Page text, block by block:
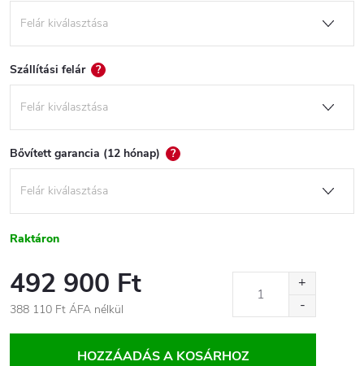
Szállítási felár ?
Bővített garancia (12 hónap) ?
Raktáron
492 900 Ft
388 110 Ft ÁFA nélkül
HOZZÁADÁS A KOSÁRHOZ